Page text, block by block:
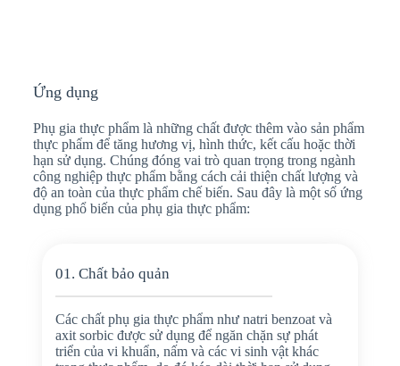
Ứng dụng
Phụ gia thực phẩm là những chất được thêm vào sản phẩm
thực phẩm để tăng hương vị, hình thức, kết cấu hoặc thời
hạn sử dụng. Chúng đóng vai trò quan trọng trong ngành
công nghiệp thực phẩm bằng cách cải thiện chất lượng và
độ an toàn của thực phẩm chế biến. Sau đây là một số ứng
dụng phổ biến của phụ gia thực phẩm:
01. Chất bảo quản
Các chất phụ gia thực phẩm như natri benzoat và
axit sorbic được sử dụng để ngăn chặn sự phát
triển của vi khuẩn, nấm và các vi sinh vật khác